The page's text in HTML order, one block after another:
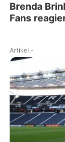
Brenda
Fans
Artikel -